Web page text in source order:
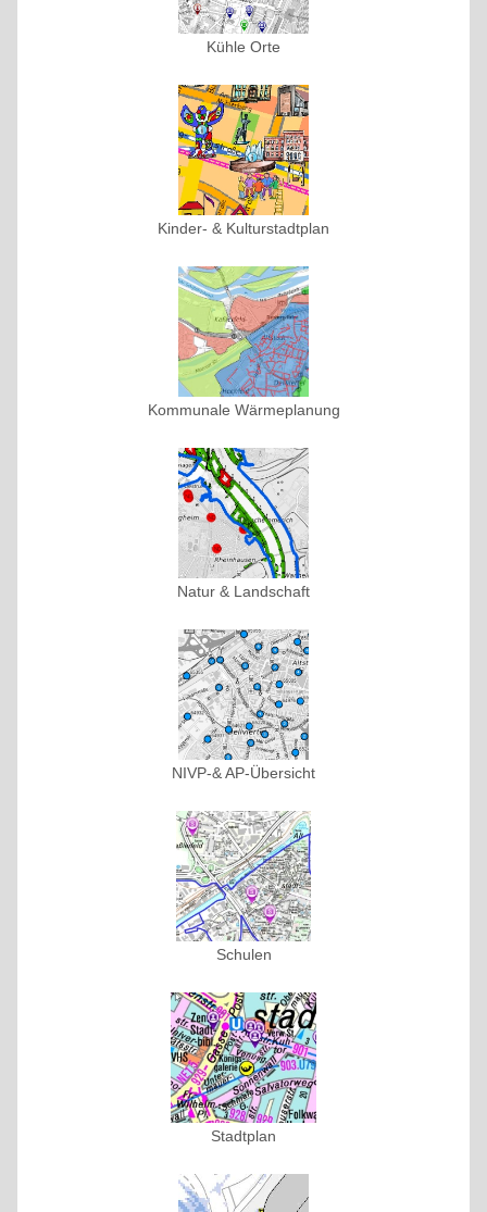
Kühle Orte
Kinder- & Kulturstadtplan
Kommunale Wärmeplanung
Natur & Landschaft
NIVP-& AP-Übersicht
Schulen
Stadtplan